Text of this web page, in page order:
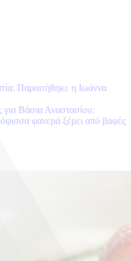
Παραιτήθηκε η Ιωάννα
Βάσια Αναστασίου:
φανερά ξέρει από βαφές